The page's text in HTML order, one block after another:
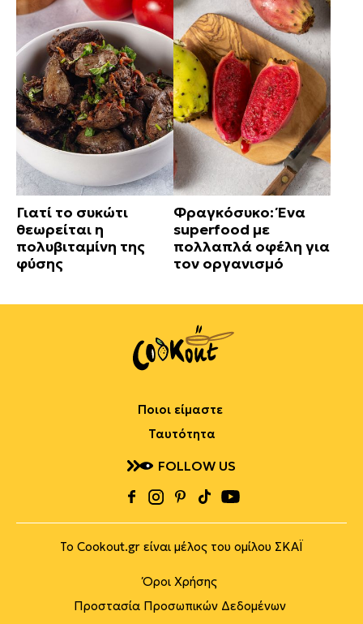
Γιατί το συκώτι
θεωρείται η
πολυβιταμίνη της
φύσης
Φραγκόσυκο: Ένα
superfood με
πολλαπλά οφέλη για
τον οργανισμό
Ποιοι είμαστε
Ταυτότητα
FOLLOW US
Το Cookout.gr είναι μέλος του ομίλου ΣΚΑΪ
Όροι Χρήσης
Προστασία Προσωπικών Δεδομένων